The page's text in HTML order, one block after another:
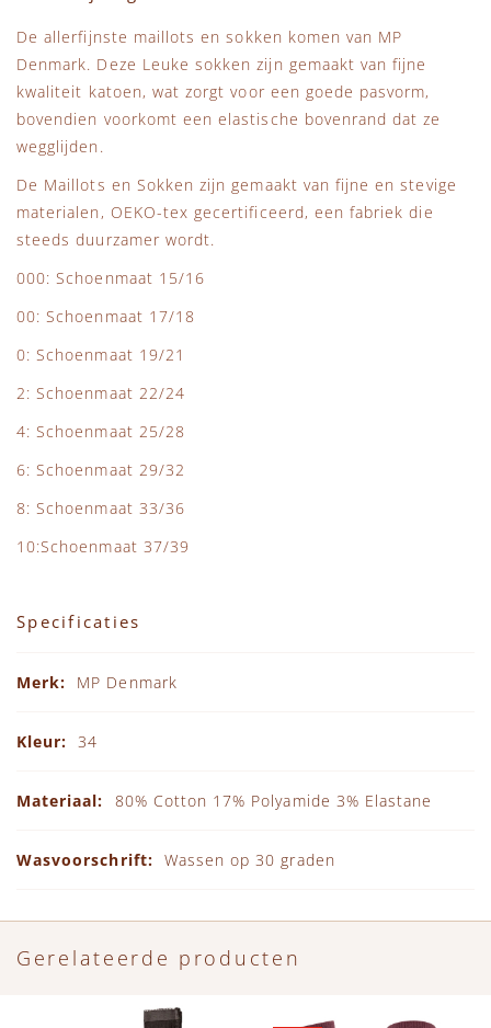
De allerfijnste maillots en sokken komen van MP
Denmark. Deze Leuke sokken zijn gemaakt van fijne
kwaliteit katoen, wat zorgt voor een goede pasvorm,
bovendien voorkomt een elastische bovenrand dat ze
wegglijden.
De Maillots en Sokken zijn gemaakt van fijne en stevige
materialen, OEKO-tex gecertificeerd, een fabriek die
steeds duurzamer wordt.
000: Schoenmaat 15/16
00: Schoenmaat 17/18
0: Schoenmaat 19/21
2: Schoenmaat 22/24
4: Schoenmaat 25/28
6: Schoenmaat 29/32
8: Schoenmaat 33/36
10:Schoenmaat 37/39
Specificaties
MP Denmark
34
80% Cotton 17% Polyamide 3% Elastane
Wassen op 30 graden
Gerelateerde producten